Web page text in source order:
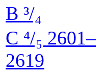
B ³/₄
C ⁴/₅ 2601–
2619